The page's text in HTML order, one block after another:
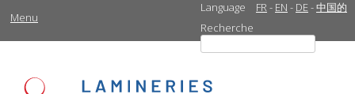
Menu
Language FR - EN - DE-中国的
Recherche